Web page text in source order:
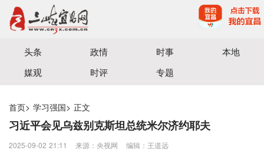
宜昌三峡融媒体中心主办
头条 政情 时事
本地
媒观
时评 专题
首页> 学习强国> 正文
习近平会见乌兹别克斯坦总统米尔济约耶夫
2025-09-02 21:11 来源：央视网 编辑：王道远